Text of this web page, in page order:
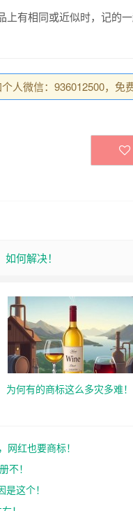
上有相同或近似时，记的
人微信：936012500，免
何解决！
为何有的商标这么多灾多难！
红也要商标！
不！
这个！